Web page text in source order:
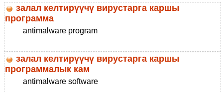
залал келтирүүчү вирустарга каршы
программа
antimalware program
залал келтирүүчү вирустарга каршы
программалык кам
antimalware software